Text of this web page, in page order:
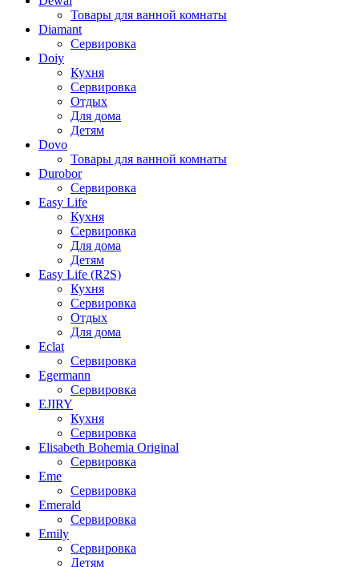
Товары для ванной комнаты
Diamant
Сервировка
Doiy
Кухня
Сервировка
Отдых
Для дома
Детям
Dovo
Товары для ванной комнаты
Durobor
Сервировка
Easy Life
Кухня
Сервировка
Для дома
Детям
Easy Life (R2S)
Кухня
Сервировка
Отдых
Для дома
Eclat
Сервировка
Egermann
Сервировка
EJIRY
Кухня
Сервировка
Elisabeth Bohemia Original
Сервировка
Eme
Сервировка
Emerald
Сервировка
Emily
Сервировка
Детям